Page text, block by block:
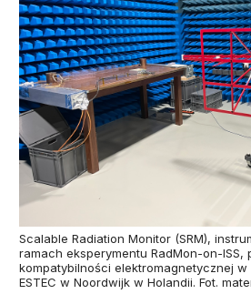
Scalable Radiation Monitor (SRM),
ramach eksperymentu RadMon-on-ISS,
kompatybilności elektromagnetycznej w
ESTEC w Noordwijk w Holandii. Fot.